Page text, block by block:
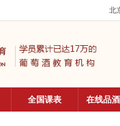
北
全国课表 在线品